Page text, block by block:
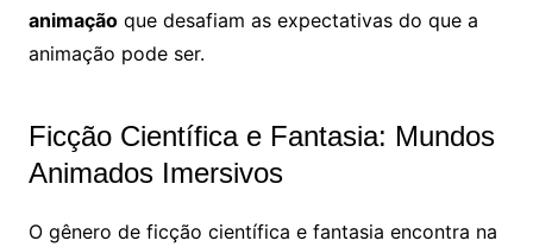
animaçãoque desafiam as expectativas do que a
animação pode ser.
Ficção Científica e Fantasia: Mundos
Animados Imersivos
O gênero de ficção científica e fantasia encontra na